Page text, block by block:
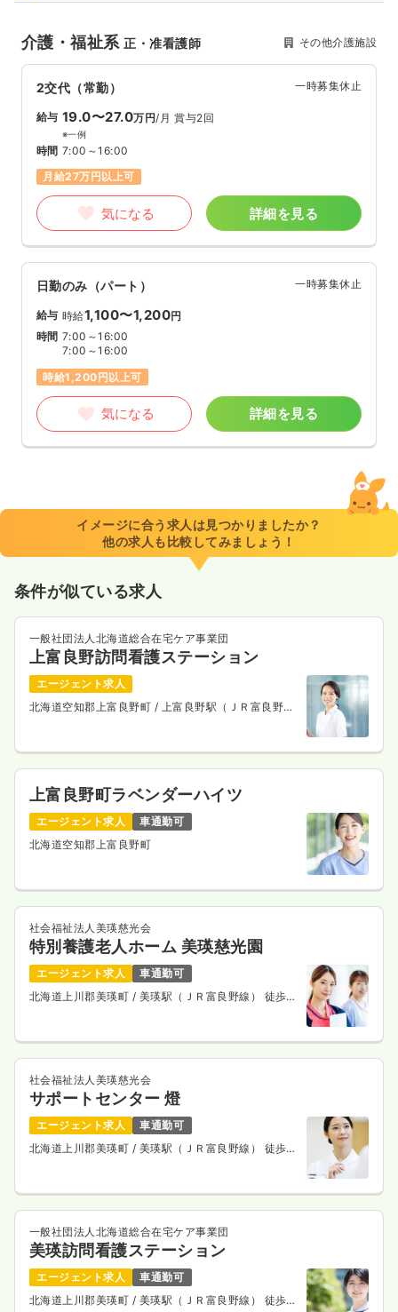
介護・福祉系正・准看護師 その他介護施設
2交代（常勤） 一時募集休止
給与 19.0〜27.0万円/月 賞与2回
※一例
時間 7:00～16:00
月給27万円以上可
気になる 詳細を見る
日勤のみ（パート） 一時募集休止
給与 時給1,100〜1,200円
時間 7:00～16:00
7:00～16:00
時給1,200円以上可
気になる 詳細を見る
イメージに合う求人は見つかりましたか？
他の求人も比較してみましょう！
条件が似ている求人
一般社団法人北海道総合在宅ケア事業団
上富良野訪問看護ステーション
エージェント求人
北海道空知郡上富良野町 / 上富良野駅（ＪＲ富良野
上富良野町ラベンダーハイツ
エージェント求人
車通勤可
北海道空知郡上富良野町
社会福祉法人美瑛慈光会
特別養護老人ホーム 美瑛慈光園
エージェント求人
車通勤可
北海道上川郡美瑛町 / 美瑛駅（ＪＲ富良野線） 徒歩
社会福祉法人美瑛慈光会
サポートセンター 燈
エージェント求人
車通勤可
北海道上川郡美瑛町 / 美瑛駅（ＪＲ富良野線） 徒歩9
一般社団法人北海道総合在宅ケア事業団
美瑛訪問看護ステーション
エージェント求人
車通勤可
北海道上川郡美瑛町 / 美瑛駅（ＪＲ富良野線） 徒歩7